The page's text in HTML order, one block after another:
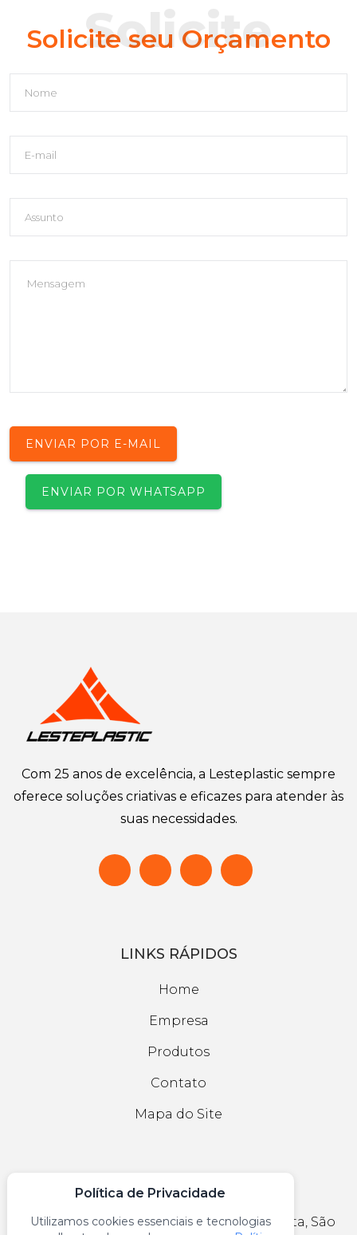
Solicite
Solicite seu Orçamento
ENVIAR POR E-MAIL
ENVIAR POR WHATSAPP
Com 25 anos de excelência, a Lesteplastic sempre
oferece soluções criativas e eficazes para atender às
suas necessidades.
LINKS RÁPIDOS
Home
Empresa
Produtos
Contato
Mapa do Site
CONTATO
Avenida Marechal Tito, 4131 - Itaim Paulista, São
Política de Privacidade
Utilizamos cookies essenciais e tecnologias